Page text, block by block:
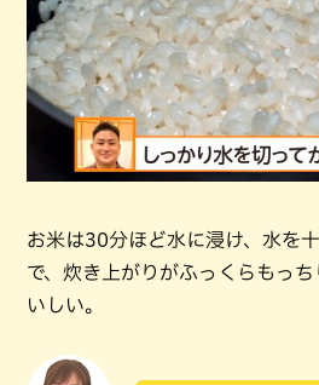
お米は30分ほど水に浸け、水を
で、炊き上がりがふっくらもっ
いしい。